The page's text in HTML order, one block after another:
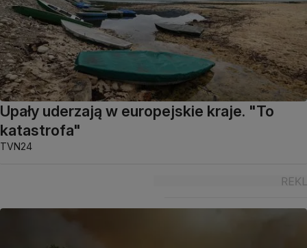
Upały uderzają w europejskie kraje. "To
katastrofa"
TVN24